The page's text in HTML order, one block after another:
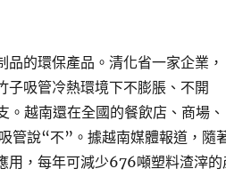
的環保產品。清化省一家企業，
子吸管冷熱環境下不膨脹、不開
越南還在全國的餐飲店、商場、
管說“不”。據越南媒體報道，隨
用，每年可減少676噸塑料渣滓的